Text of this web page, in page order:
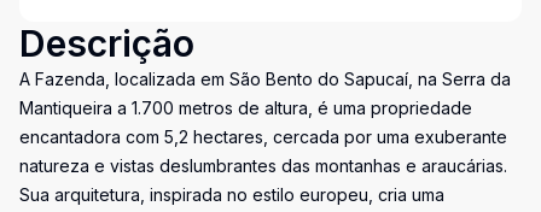
Descrição
A Fazenda, localizada em São Bento do Sapucaí, na Serra da
Mantiqueira a 1.700 metros de altura, é uma propriedade
encantadora com 5,2 hectares, cercada por uma exuberante
natureza e vistas deslumbrantes das montanhas e araucárias.
Sua arquitetura, inspirada no estilo europeu, cria uma